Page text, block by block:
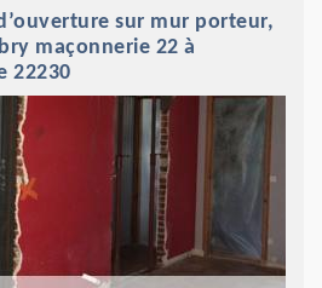
sur mur porteur,
maçonnerie 22 à
22230